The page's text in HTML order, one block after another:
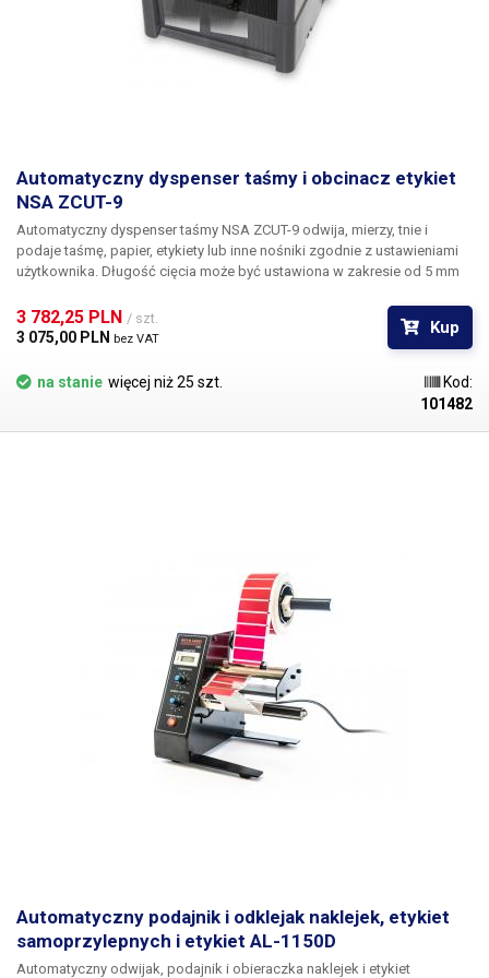
Automatyczny dyspenser taśmy i obcinacz etykiet
NSA ZCUT-9
Automatyczny dyspenser taśmy NSA ZCUT-9 odwija, mierzy, tnie i
podaje taśmę, papier, etykiety lub inne nośniki zgodnie z ustawieniami
użytkownika. Długość cięcia może być ustawiona w zakresie od 5 mm
do 6 długości. Można włożyć taśmę o dowolnym rozmiarze bez
konieczności zwracania uwagi na dokładną średnicę rolki (maks. 300
mm) - nie ma potrzeby wkładania żadnego trzpienia, taśma sama
utrzymuje się w korpusie dyspensera po włożeniu. Taśmę można
odwijać z dwóch rolek jednocześnie, taśmy mogą mieć różne
3 782,25 PLN / szt.
3 075,00 PLN bez VAT
Kup
na stanie więcej niż 25 szt.
Kod:
101482
Automatyczny podajnik i odklejak naklejek, etykiet
samoprzylepnych i etykiet AL-1150D
Automatyczny odwijak, podajnik i obieraczka naklejek i etykiet